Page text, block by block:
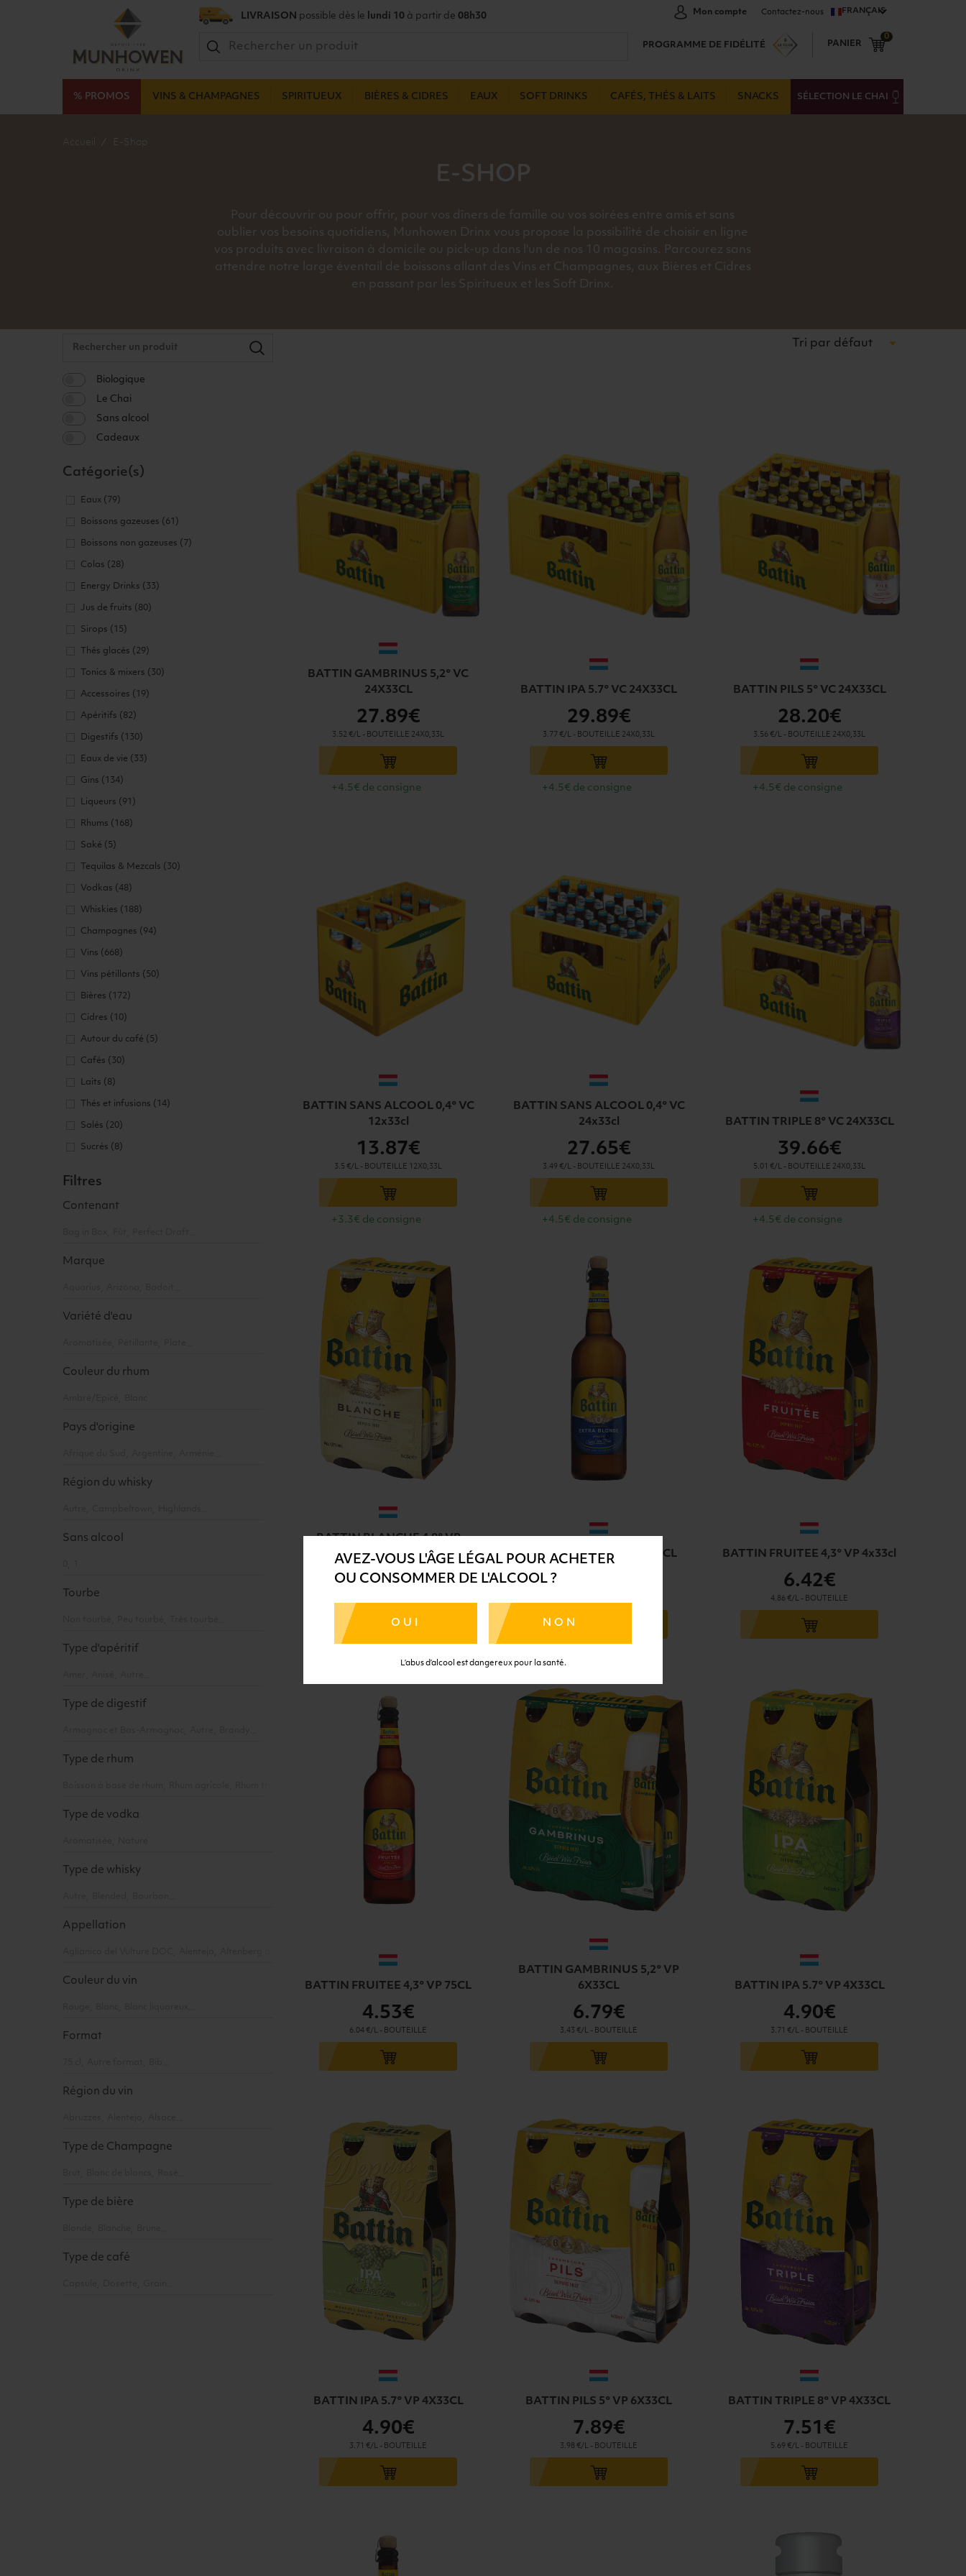
AVEZ-VOUS L'ÂGE LÉGAL POUR ACHETER
OU CONSOMMER DE L'ALCOOL ?
OUI NON
L’abus d’alcool est dangereux pour la santé.
LIVRAISON possible dès le lundi 10 à partir de 08h30 Mon compte Contactez-nous FRANÇAIS
PROGRAMME DE FIDÉLITÉ PANIER
0
% PROMOS VINS & CHAMPAGNES SPIRITUEUX BIÈRES & CIDRES EAUX SOFT DRINKS CAFÉS, THÉS & LAITS SNACKS SÉLECTION LE CHAI
Accueil E-Shop
E-SHOP
Pour découvrir ou pour offrir, pour vos dîners de famille ou vos soirées entre amis et sans
oublier vos besoins quotidiens, Munhowen Drinx vous propose la possibilité de choisir en ligne
vos produits avec livraison à domicile ou pick-up dans l'un de nos 10 magasins. Parcourez sans
attendre notre large éventail de boissons allant des Vins et Champagnes, aux Bières et Cidres
en passant par les Spiritueux et les Soft Drinx.
Biologique
Le Chai
Sans alcool
Cadeaux
Catégorie(s)
Eaux (79)
Boissons gazeuses (61)
Boissons non gazeuses (7)
Colas (28)
Energy Drinks (33)
Jus de fruits (80)
Sirops (15)
Thés glacés (29)
Tonics & mixers (30)
Accessoires (19)
Apéritifs (82)
Digestifs (130)
Eaux de vie (33)
Gins (134)
Liqueurs (91)
Rhums (168)
Saké (5)
Tequilas & Mezcals (30)
Vodkas (48)
Whiskies (188)
Champagnes (94)
Vins (668)
Vins pétillants (50)
Bières (172)
Cidres (10)
Autour du café (5)
Cafés (30)
Laits (8)
Thés et infusions (14)
Salés (20)
Sucrés (8)
Filtres
Contenant
Marque
Variété d'eau
Couleur du rhum
Pays d'origine
Région du whisky
Sans alcool
Tourbe
Type d'apéritif
Type de digestif
Type de rhum
Type de vodka
Type de whisky
Appellation
Couleur du vin
Format
Région du vin
Type de Champagne
Type de bière
Type de café
BATTIN GAMBRINUS 5,2° VC
24X33CL
27.89€
3.52 €/L - BOUTEILLE 24X0,33L
+4.5€ de consigne
BATTIN IPA 5.7° VC 24X33CL
29.89€
3.77 €/L - BOUTEILLE 24X0,33L
+4.5€ de consigne
BATTIN PILS 5° VC 24X33CL
28.20€
3.56 €/L - BOUTEILLE 24X0,33L
+4.5€ de consigne
BATTIN SANS ALCOOL 0,4° VC
12x33cl
13.87€
3.5 €/L - BOUTEILLE 12X0,33L
+3.3€ de consigne
BATTIN SANS ALCOOL 0,4° VC
24x33cl
27.65€
3.49 €/L - BOUTEILLE 24X0,33L
+4.5€ de consigne
BATTIN TRIPLE 8° VC 24X33CL
39.66€
5.01 €/L - BOUTEILLE 24X0,33L
+4.5€ de consigne
BATTIN BLANCHE 4,8° VP
4X33CL
Ajouter au panier
6.42€
BATTIN EXTRA 6,3° VP 75CL
Ajouter au panier
BATTIN FRUITEE 4,3° VP 4x33cl
6.42€
4.86 €/L - BOUTEILLE
BATTIN FRUITEE 4,3° VP 75CL
4.53€
6.04 €/L - BOUTEILLE
BATTIN GAMBRINUS 5,2° VP
6X33CL
6.79€
3.43 €/L - BOUTEILLE
BATTIN IPA 5.7° VP 4X33CL
4.90€
3.71 €/L - BOUTEILLE
BATTIN IPA 5.7° VP 4X33CL
4.90€
3.71 €/L - BOUTEILLE
BATTIN PILS 5° VP 6X33CL
7.89€
3.98 €/L - BOUTEILLE
BATTIN TRIPLE 8° VP 4X33CL
7.51€
5.69 €/L - BOUTEILLE